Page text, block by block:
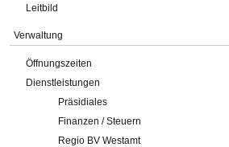
Leitbild
Verwaltung
Öffnungszeiten
Dienstleistungen
Präsidiales
Finanzen / Steuern
Regio BV Westamt